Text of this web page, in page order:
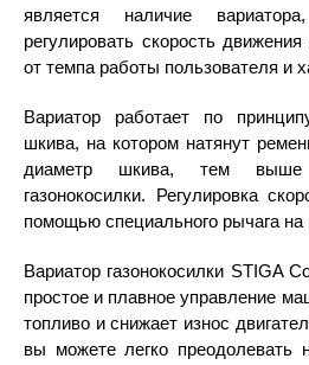
является наличие
регулировать скорость
от темпа работы пользователя и
Вариатор работает по
шкива, на котором натянут
диаметр шкива, тем выше
газонокосилки. Регулировка
помощью специального рычага на
Вариатор газонокосилки STIGA
простое и плавное управление
топливо и снижает износ
вы можете легко преодолевать